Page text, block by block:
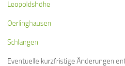
Leopoldshöhe
Oerlinghausen
Schlangen
Eventuelle kurzfristige Änderungen